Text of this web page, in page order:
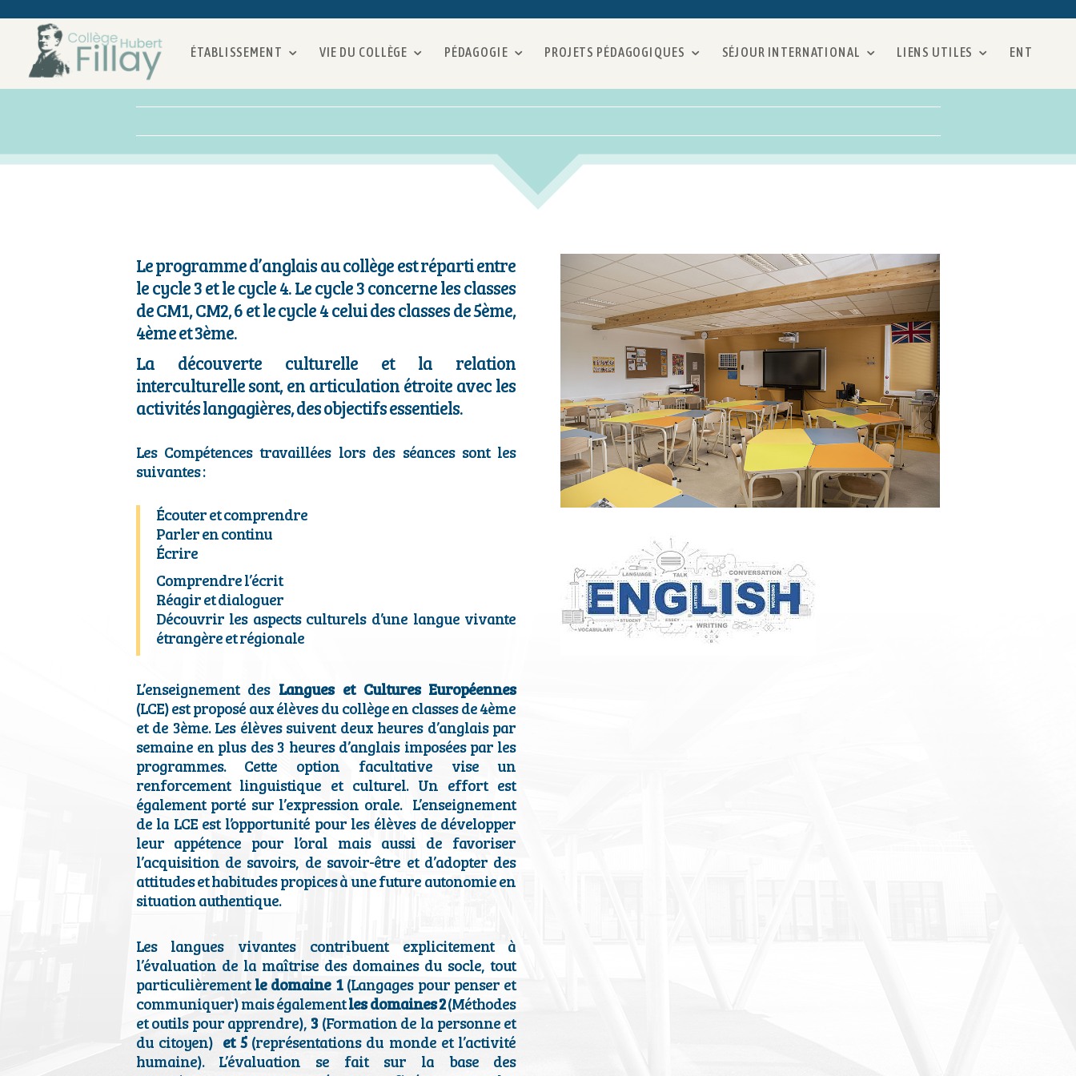
ÉTABLISSEMENT VIE DU COLLÈGE PÉDAGOGIE PROJETS PÉDAGOGIQUES SÉJOUR INTERNATIONAL LIENS UTILES ENT
Le programme d’anglais au collège est réparti entre
le cycle 3 et le cycle 4. Le cycle 3 concerne les classes
de CM1, CM2, 6 et le cycle 4 celui des classes de 5ème,
4ème et 3ème.
La découverte culturelle et la relation
interculturelle sont, en articulation étroite avec les
activités langagières, des objectifs essentiels.
Les Compétences travaillées lors des séances sont les
suivantes :
Écouter et comprendre
Parler en continu
Écrire
Comprendre l’écrit
Réagir et dialoguer
Découvrir les aspects culturels d’une langue vivante
étrangère et régionale
L’enseignement des Langues et Cultures Européennes
(LCE) est proposé aux élèves du collège en classes de 4ème
et de 3ème. Les élèves suivent deux heures d’anglais par
semaine en plus des 3 heures d’anglais imposées par les
programmes. Cette option facultative vise un
renforcement linguistique et culturel. Un effort est
également porté sur l’expression orale. L’enseignement
de la LCE est l’opportunité pour les élèves de développer
leur appétence pour l’oral mais aussi de favoriser
l’acquisition de savoirs, de savoir-être et d’adopter des
attitudes et habitudes propices à une future autonomie en
situation authentique.
Les langues vivantes contribuent explicitement à
l’évaluation de la maîtrise des domaines du socle, tout
particulièrementle domaine 1 (Langages pour penser et
communiquer) mais égalementles domaines 2(Méthodes
et outils pour apprendre),3 (Formation de la personne et
du citoyen) et 5 (représentations du monde et l’activité
humaine). L’évaluation se fait sur la base des